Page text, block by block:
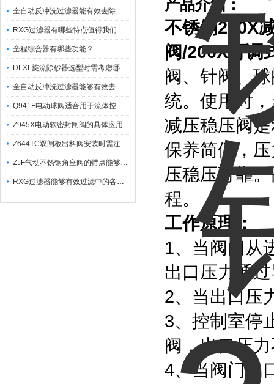
全自动反冲洗过滤器能有效去除过滤介质上的杂质
RXG过滤器有哪些特点值得我们选择？
全程综合器有哪些功能？
DLXL旋流除砂器选型时需考虑哪些因素？
全自动反冲洗过滤器能够有效去除不同粒径的固体杂
Q941F电动球阀适合用于流体控制需要迅速反应的场合
Z945X电动软密封闸阀的具体应用
Z644TC双闸板出料阀安装时需注意哪些事项？
ZJF气动不锈钢角座阀的特点能够稳定地控制介质流量
RXG过滤器能够有效过滤中的各种杂质
产品介绍：
不锈钢200X
阀/200X 可
阀、针阀、
统。使用时
减压稳压阀
保养简便，
压稳压可靠
程。
工作原理：
1、当阀门从
出口压力通
2、当出口压
3、控制室停
阀，出口压
4、当阀门出